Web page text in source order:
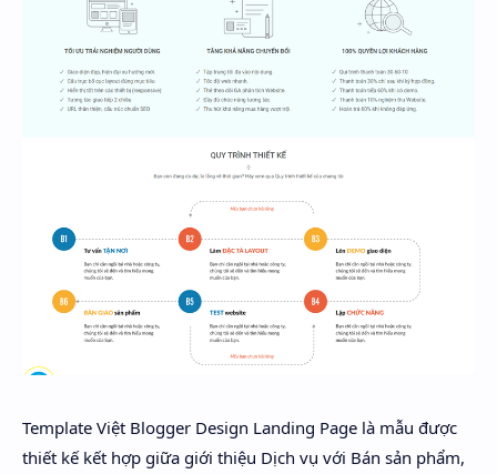
Template Việt Blogger Design Landing Page là mẫu được
thiết kế kết hợp giữa giới thiệu Dịch vụ với Bán sản phẩm,